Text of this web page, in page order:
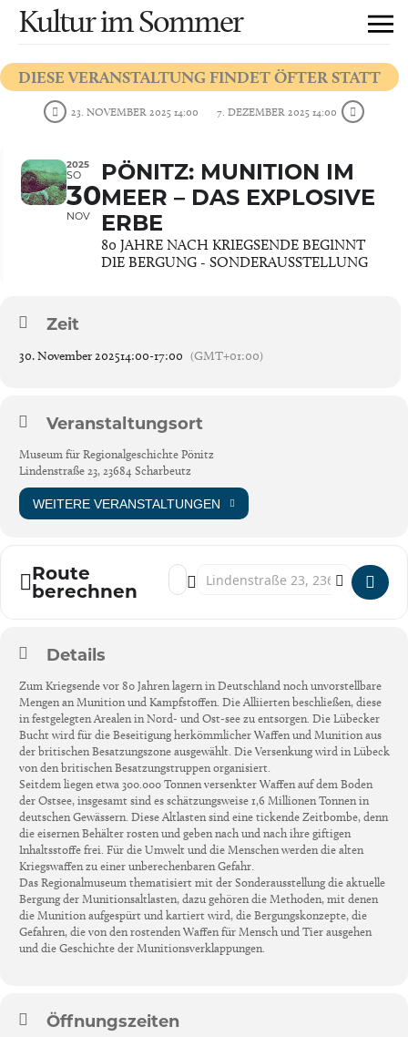
Kultur im Sommer
DIESE VERANSTALTUNG FINDET ÖFTER STATT
23. NOVEMBER 2025 14:00 7. DEZEMBER 2025 14:00
2025
SO
30
NOV
PÖNITZ: MUNITION IM
MEER – DAS EXPLOSIVE
ERBE
80 JAHRE NACH KRIEGSENDE BEGINNT
DIE BERGUNG - SONDERAUSSTELLUNG
Zeit
30. November 202514:00-17:00 (GMT+01:00)
Veranstaltungsort
Museum für Regionalgeschichte Pönitz
Lindenstraße 23, 23684 Scharbeutz
WEITERE VERANSTALTUNGEN
Route
berechnen
Address - Pönitz: Munition im Meer – das
Destination Address - Pönitz: Munition
Details
Zum Kriegsende vor 80 Jahren lagern in Deutschland noch unvorstellbare
Mengen an Munition und Kampfstoffen. Die Alliierten beschließen, diese
in festgelegten Arealen in Nord- und Ost-see zu entsorgen. Die Lübecker
Bucht wird für die Beseitigung herkömmlicher Waffen und Munition aus
der britischen Besatzungszone ausgewählt. Die Versenkung wird in Lübeck
von den britischen Besatzungstruppen organisiert.
Seitdem liegen etwa 300.000 Tonnen versenkter Waffen auf dem Boden
der Ostsee, insgesamt sind es schätzungsweise 1,6 Millionen Tonnen in
deutschen Gewässern. Diese Altlasten sind eine tickende Zeitbombe, denn
die eisernen Behälter rosten und geben nach und nach ihre giftigen
Inhaltsstoffe frei. Für die Umwelt und die Menschen werden die alten
Kriegswaffen zu einer unberechenbaren Gefahr.
Das Regionalmuseum thematisiert mit der Sonderausstellung die aktuelle
Bergung der Munitionsaltlasten, dazu gehören die Methoden, mit denen
die Munition aufgespürt und kartiert wird, die Bergungskonzepte, die
Gefahren, die von den rostenden Waffen für Mensch und Tier ausgehen
und die Geschichte der Munitionsverklappungen.
Öffnungszeiten